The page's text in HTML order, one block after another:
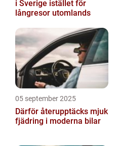
i Sverige istället för
långresor utomlands
05 september 2025
Därför återupptäcks mjuk
fjädring i moderna bilar